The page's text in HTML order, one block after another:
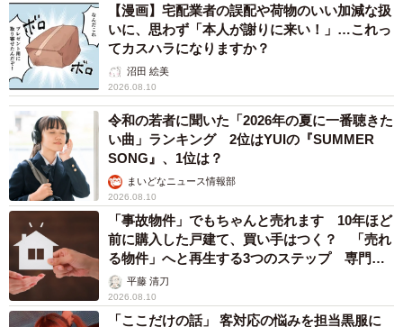
【漫画】宅配業者の誤配や荷物のいい加減な扱
いに、思わず「本人が謝りに来い！」…これっ
てカスハラになりますか？
沼田 絵美
2026.08.10
令和の若者に聞いた「2026年の夏に一番聴きた
い曲」ランキング 2位はYUIの『SUMMER
SONG』、1位は？
まいどなニュース情報部
2026.08.10
「事故物件」でもちゃんと売れます 10年ほど
前に購入した戸建て、買い手はつく？ 「売れ
る物件」へと再生する3つのステップ 専門家
が解説平藤 清刀
2026.08.10
「ここだけの話」 客対応の悩みを担当黒服に